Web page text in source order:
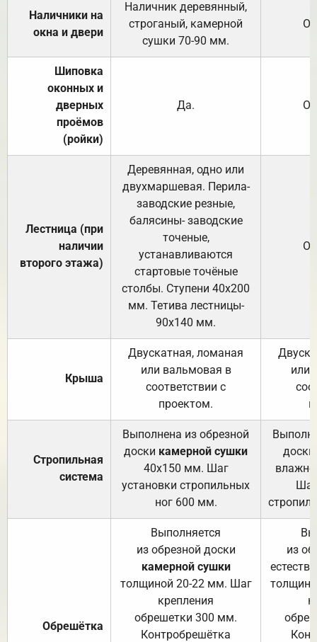
Наличники на
окна и двери
Наличник деревянный,
строганый, камерной
сушки 70-90 мм.
Шиповка
оконных и
дверных
проёмов
(ройки)
Да.
Лестница (при
наличии
второго этажа)
Деревянная, одно или
двухмаршевая. Перила-
заводские резные,
балясины- заводские
точеные,
устанавливаются
стартовые точёные
столбы. Ступени 40х200
мм. Тетива лестницы-
90х140 мм.
Крыша
Двускатная, ломаная
или вальмовая в
соответствии с
проектом.
или
Стропильная
система
Выполнена из обрезной
доски камерной сушки
40х150 мм. Шаг
установки стропильных
ног 600 мм.
доски
Обрешётка
Выполняется
из обрезной доски
камерной сушки
толщиной 20-22 мм. Шаг
крепления
обрешетки 300 мм.
Контробрешётка
из